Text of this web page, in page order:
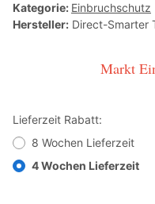
Kategorie: Einbruchschutz
Hersteller: Direct-Smarter
Markt
Lieferzeit Rabatt:
8 Wochen Lieferzeit
4 Wochen Lieferzeit